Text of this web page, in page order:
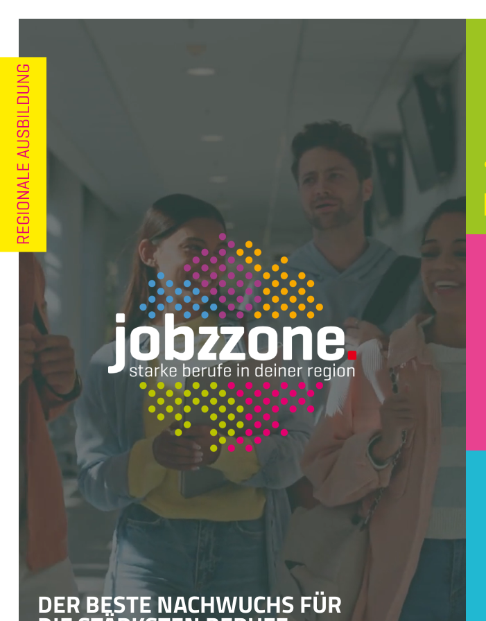
DER BESTENACHWUCHSFÜR